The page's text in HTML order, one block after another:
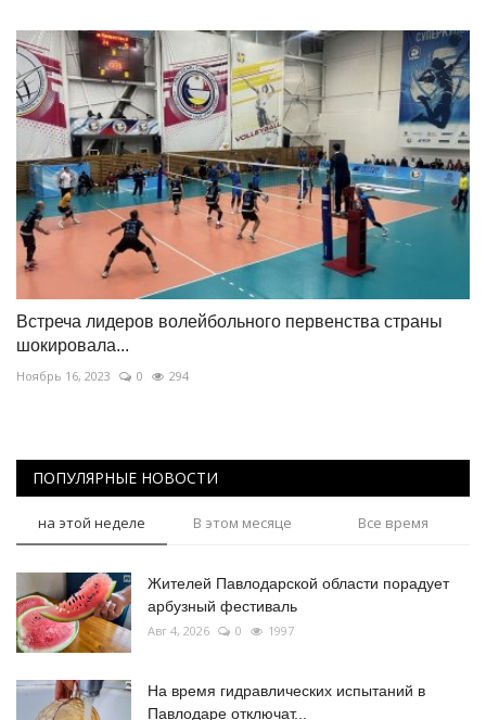
Встреча лидеров волейбольного первенства страны
шокировала...
Ноябрь 16, 2023 0 294
ПОПУЛЯРНЫЕ НОВОСТИ
на этой неделе В этом месяце Все время
Жителей Павлодарской области порадует
арбузный фестиваль
Авг 4, 2026 0 1997
На время гидравлических испытаний в
Павлодаре отключат...